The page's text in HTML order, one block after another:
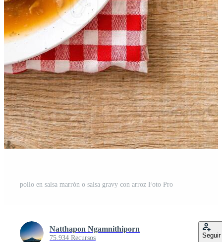
pollo en salsa marrón o salsa gravy con arroz Foto Pro
Natthapon Ngamnithiporn
75.934 Recursos Seguir